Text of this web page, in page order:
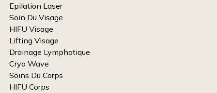
Epilation Laser
Soin Du Visage
HIFU Visage
Lifting Visage
Drainage Lymphatique
Cryo Wave
Soins Du Corps
HIFU Corps